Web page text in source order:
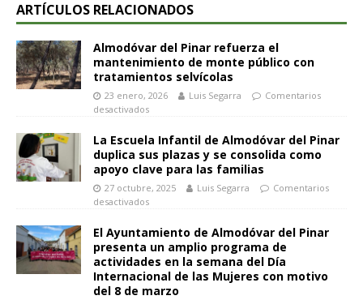
ARTÍCULOS RELACIONADOS
Almodóvar del Pinar refuerza el
mantenimiento de monte público con
tratamientos selvícolas
23 enero, 2026 Luis Segarra
Comentarios
desactivados
La Escuela Infantil de Almodóvar del Pinar
duplica sus plazas y se consolida como
apoyo clave para las familias
27 octubre, 2025 Luis Segarra
Comentarios
desactivados
El Ayuntamiento de Almodóvar del Pinar
presenta un amplio programa de
actividades en la semana del Día
Internacional de las Mujeres con motivo
del 8 de marzo